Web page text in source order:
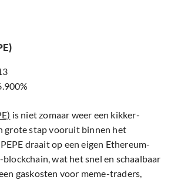
is niet zomaar weer een kikker-
grote stap vooruit binnen het
draait op een eigen Ethereum-
wat het snel en schaalbaar
gaskosten voor meme-traders,